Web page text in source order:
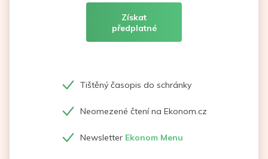
Získat
předplatné
Tištěný časopis do schránky
Neomezené čtení na Ekonom.cz
Newsletter Ekonom Menu